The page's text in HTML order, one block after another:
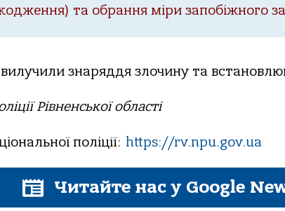
та обрання міри запобіжного
вилучили знаряддя злочину та
Рівненської області
поліції: https://rv.npu.gov.ua
Читайте нас у Google